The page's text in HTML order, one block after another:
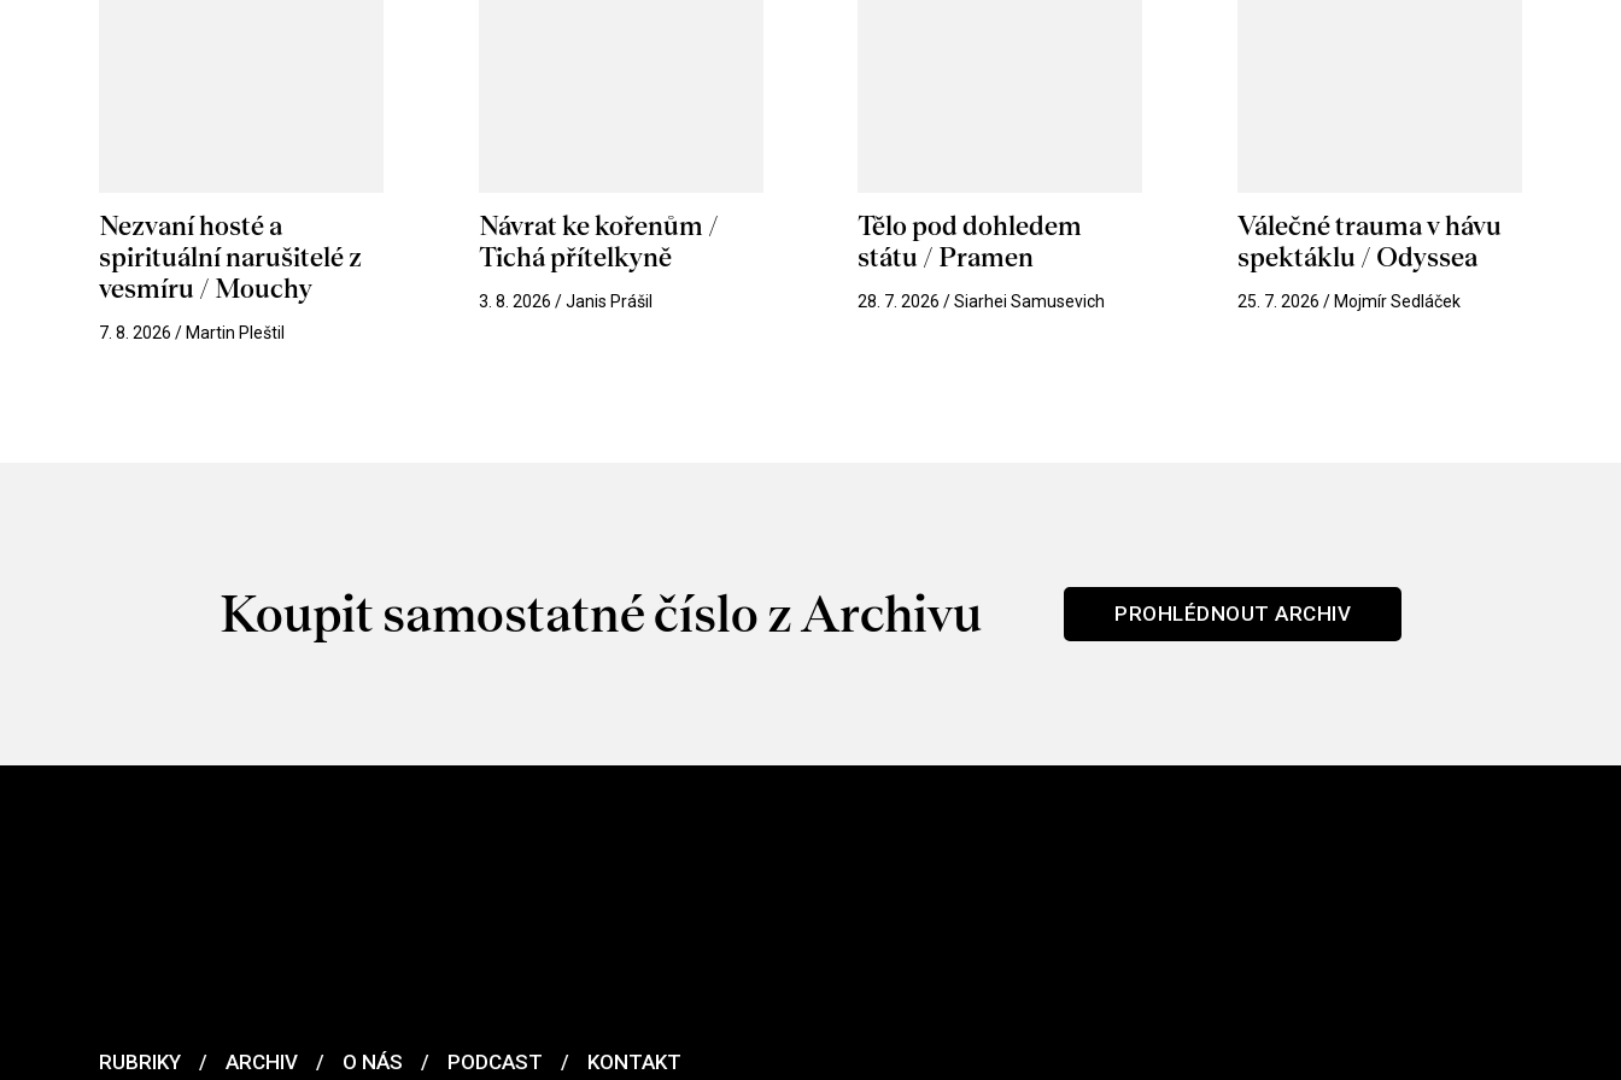
Nezvaní hosté a
spirituální narušitelé z
vesmíru / Mouchy
7. 8. 2026 / Martin Pleštil
Návrat ke kořenům /
Tichá přítelkyně
3. 8. 2026 / Janis Prášil
Tělo pod dohledem
státu / Pramen
28. 7. 2026 / Siarhei Samusevich
Válečné trauma v hávu
spektáklu / Odyssea
25. 7. 2026 / Mojmír Sedláček
Koupit samostatné číslo z Archivu PROHLÉDNOUT ARCHIV
RUBRIKY / ARCHIV / O NÁS / PODCAST / KONTAKT